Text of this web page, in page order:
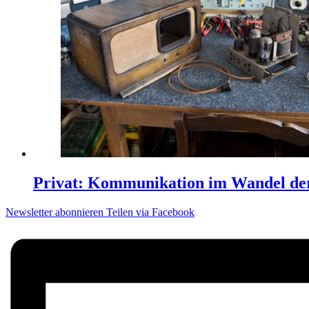
Privat: Kommunikation im Wandel
Newsletter abonnieren Teilen via Facebook